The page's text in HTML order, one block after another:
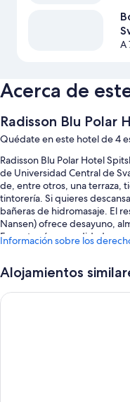
A
Acerca de
Radisson Blu Polar
Quédate en este hotel de 4
Radisson Blu Polar Hotel
de Universidad Central de
de, entre otros, una terraza,
tintorería. Si quieres
bañeras de hidromasaje. El
Nansen) ofrece desayuno,
Encontrarás comodidades
Estos son algunos otros
Aparcamiento gratis
Información sobre los
Alojamientos
Coal Miners Cabins